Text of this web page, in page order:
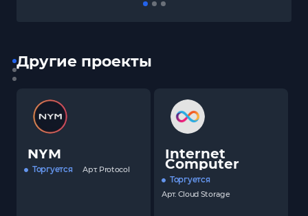
Другие проекты
NYM
Торгуется Арт. Protocol
Internet
Computer
Торгуется
Арт. Cloud Storage